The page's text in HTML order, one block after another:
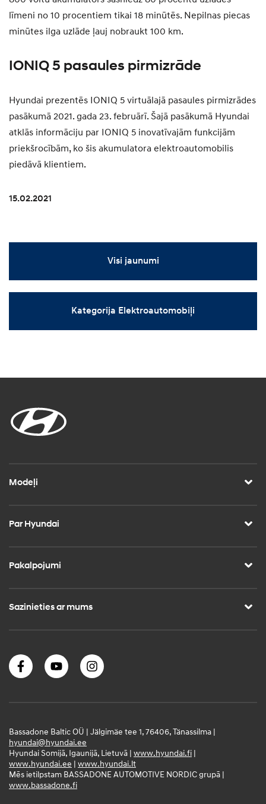
līmeni no 10 procentiem tikai 18 minūtēs. Nepilnas piecas
minūtes ilga uzlāde ļauj nobraukt 100 km.
IONIQ 5 pasaules pirmizrāde
Hyundai prezentēs IONIQ 5 virtuālajā pasaules pirmizrādes
pasākumā 2021. gada 23. februārī. Šajā pasākumā Hyundai
atklās informāciju par IONIQ 5 inovatīvajām funkcijām
priekšrocībām, ko šis akumulatora elektroautomobilis
piedāvā klientiem.
15.02.2021
Visi jaunumi
Kategorija Elektroautomobiļi
Modeļi
Par Hyundai
Pakalpojumi
Sazinieties ar mums
Bassadone Baltic OÜ | Jälgimäe tee 1, 76406, Tänassilma |
hyundai@hyundai.ee
Hyundai Somijā, Igaunijā, Lietuvā | www.hyundai.fi |
www.hyundai.ee | www.hyundai.lt
Mēs ietilpstam BASSADONE AUTOMOTIVE NORDIC grupā |
www.bassadone.fi